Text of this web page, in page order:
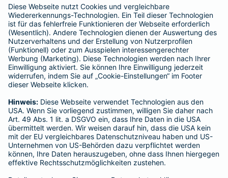
Barmenia ist Teil der BarmeniaGothaer
BELIEBTE SEITEN
Kranken-Zusatzversicherung
Tierversicherungen
Haftpflichtversicherung
Hausratversicherung
SERVICE
Adresse ändern
Schaden melden
Kilometerstandsmeldung
Serviceübersicht